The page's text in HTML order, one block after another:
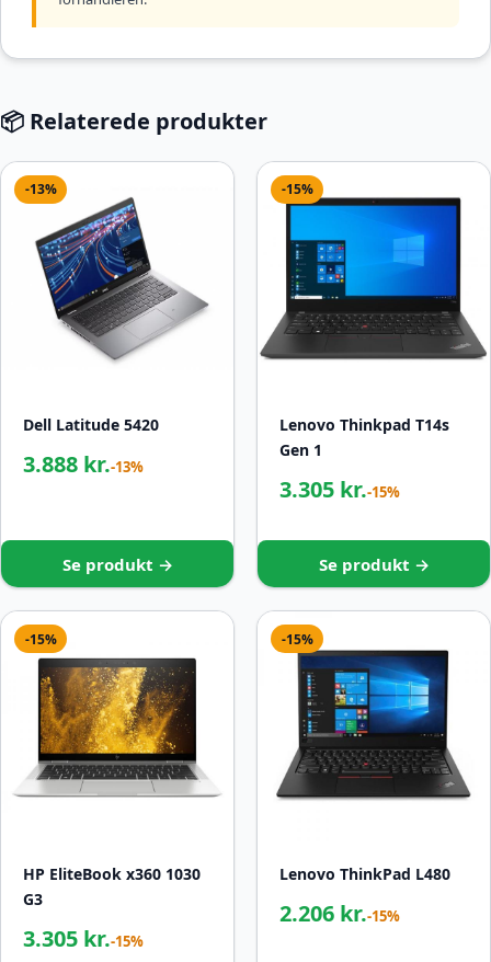
📦 Relaterede produkter
-13%
Dell Latitude 5420
3.888 kr.-13%
Se produkt →
-15%
Lenovo Thinkpad T14s
Gen 1
3.305 kr.-15%
Se produkt →
-15%
HP EliteBook x360 1030
G3
3.305 kr.-15%
-15%
Lenovo ThinkPad L480
2.206 kr.-15%